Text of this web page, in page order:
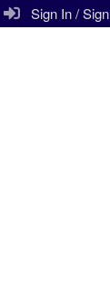
Sign In /